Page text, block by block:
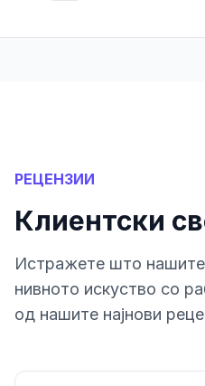
РЕЦЕНЗИИ
Клиентски
Истражете што нашите
нивното искуство со
од нашите најнови